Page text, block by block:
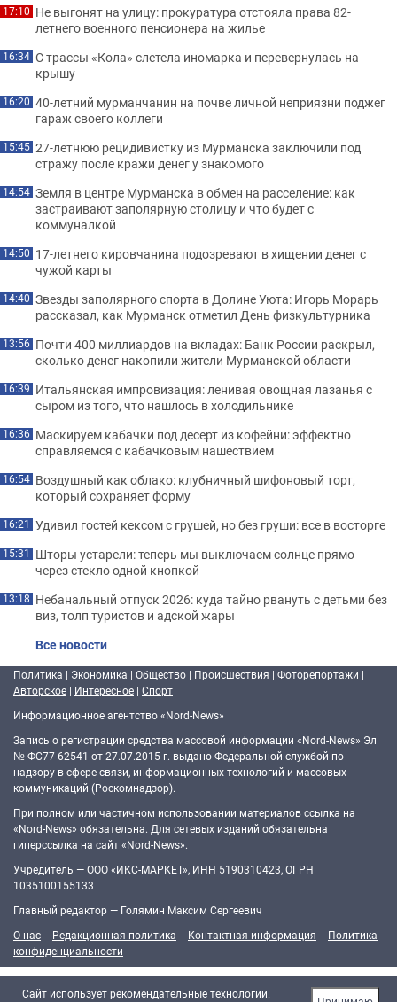
17:10 Не выгонят на улицу: прокуратура отстояла права 82-
летнего военного пенсионера на жилье
16:34 С трассы «Кола» слетела иномарка и перевернулась на
крышу
16:20 40-летний мурманчанин на почве личной неприязни поджег
гараж своего коллеги
15:45 27-летнюю рецидивистку из Мурманска заключили под
стражу после кражи денег у знакомого
14:54 Земля в центре Мурманска в обмен на расселение: как
застраивают заполярную столицу и что будет с
коммуналкой
14:50 17-летнего кировчанина подозревают в хищении денег с
чужой карты
14:40 Звезды заполярного спорта в Долине Уюта: Игорь Морарь
рассказал, как Мурманск отметил День физкультурника
13:56 Почти 400 миллиардов на вкладах: Банк России раскрыл,
сколько денег накопили жители Мурманской области
16:39 Итальянская импровизация: ленивая овощная лазанья с
сыром из того, что нашлось в холодильнике
16:36 Маскируем кабачки под десерт из кофейни: эффектно
справляемся с кабачковым нашествием
16:54 Воздушный как облако: клубничный шифоновый торт,
который сохраняет форму
16:21 Удивил гостей кексом с грушей, но без груши: все в восторге
15:31 Шторы устарели: теперь мы выключаем солнце прямо
через стекло одной кнопкой
13:18 Небанальный отпуск 2026: куда тайно рвануть с детьми без
виз, толп туристов и адской жары
Все новости
Политика | Экономика | Общество | Происшествия | Фоторепортажи |
Авторское | Интересное | Спорт
Информационное агентство «Nord-News»
Запись о регистрации средства массовой информации «Nord-News» Эл
№ ФС77-62541 от 27.07.2015 г. выдано Федеральной службой по
надзору в сфере связи, информационных технологий и массовых
коммуникаций (Роскомнадзор).
При полном или частичном использовании материалов ссылка на
«Nord-News» обязательна. Для сетевых изданий обязательна
гиперссылка на сайт «Nord-News».
Учредитель — ООО «ИКС-МАРКЕТ», ИНН 5190310423, ОГРН
1035100155133
Главный редактор — Голямин Максим Сергеевич
О нас
Редакционная политика Контактная информация
Политика
конфиденциальности
Cайт использует рекомендательные технологии.